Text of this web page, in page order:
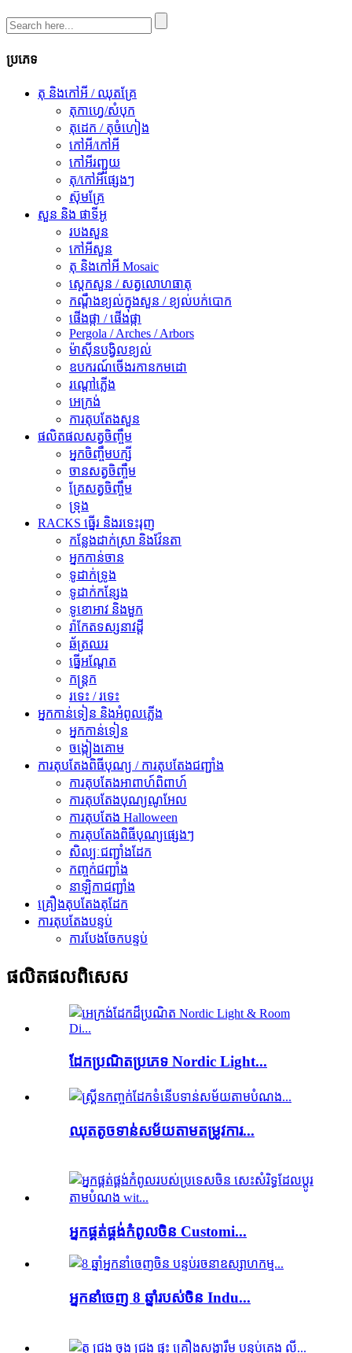
ប្រភេទ
តុ និងកៅអី / ឈុតគ្រែ
តុកាហ្វេ/សំបុក
តុដេក / តុចំហៀង
កៅអី/កៅអី
កៅអីរញ្ជួយ
តុ/កៅអីផ្សេងៗ
ស៊ុមគ្រែ
សួន និង ផាទីអូ
របងសួន
កៅអីសួន
តុ និងកៅអី Mosaic
ស្ដេកសួន / សត្វលោហធាតុ
កណ្តឹងខ្យល់ក្នុងសួន / ខ្យល់បក់បោក
ផើងផ្កា / ផើងផ្កា
Pergola / Arches / Arbors
ម៉ាស៊ីនបង្វិលខ្យល់
ឧបករណ៍ចើងរកានកមដោ
រ​ណ្តៅ​ភ្លើង
អេក្រង់
ការតុបតែងសួន
ផលិតផលសត្វចិញ្ចឹម
អ្នកចិញ្ចឹមបក្សី
ចានសត្វចិញ្ចឹម
គ្រែសត្វចិញ្ចឹម
ទ្រុង
RACKS ធ្នើរ និងរទេះរុញ
កន្លែងដាក់ស្រា និងវ៉ែនតា
អ្នកកាន់ចាន
ទូដាក់ទ្រូង
ទូដាក់កន្សែង
ទូខោអាវ និងមួក
រ៉ាកែតទស្សនាវដ្តី
ឆ័ត្រឈរ
ធ្នើអណ្តែត
កន្ត្រក
រទេះ / រទេះ
អ្នកកាន់ទៀន និងអំពូលភ្លើង
អ្នកកាន់ទៀន
ចង្កៀងគោម
ការតុបតែងពិធីបុណ្យ / ការតុបតែងជញ្ជាំង
ការតុបតែងអាពាហ៍ពិពាហ៍
ការតុបតែងបុណ្យណូអែល
ការតុបតែង Halloween
ការតុបតែងពិធីបុណ្យផ្សេងៗ
សិល្បៈជញ្ជាំងដែក
កញ្ចក់ជញ្ជាំង
នាឡិកាជញ្ជាំង
គ្រឿងតុបតែងតុដែក
ការតុបតែងបន្ទប់
ការបែងចែកបន្ទប់
ផលិតផល​ពិសេស
ដែក​ប្រណិត​ប្រភេទ Nordic Light...
ឈុតតូចទាន់សម័យតាមតម្រូវការ...
អ្នកផ្គត់ផ្គង់កំពូលចិន Customi...
អ្នកនាំចេញ 8 ឆ្នាំរបស់ចិន Indu...